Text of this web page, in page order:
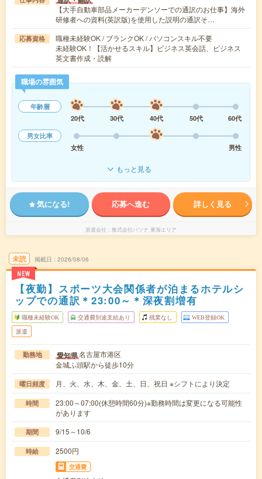
【大手自動車部品メーカーデンソーでの通訳のお仕事】海外
研修者への資料(英訳版)を使用した説明の通訳そ…
応募資格
職種未経験OK / ブランクOK / パソコンスキル不要
未経験OK！【活かせるスキル】ビジネス英会話、ビジネス
英文書作成・読解
職場の雰囲気
年齢層
20代
30代 40代 50代
60代
男女比率
女性
男性
もっと見る
気になる! 応募へ進む 詳しく見る
派遣会社 株式会社パソナ 東海エリア
未読
NEW
掲載日 2026/08/06
【夜勤】スポーツ大会関係者が泊まるホテルシ
ップでの通訳＊23:00～＊深夜割増有
職種未経験OK 交通費別途支給あり 残業なし WEB登録OK
派遣
勤務地 愛知県名古屋市港区
金城ふ頭駅から徒歩10分
曜日頻度 月、火、水、木、金、土、日、祝日 ※シフトにより決定
時間
23:00～07:00(休憩時間60分)※勤務時間は変更になる可能性
があります
期間 9/15～10/6
時給 2500円
交通費